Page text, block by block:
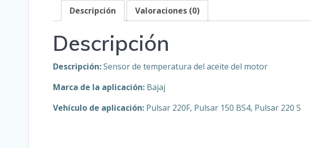
Descripción Valoraciones (0)
Descripción
Descripción:Sensor de temperatura del aceite del motor
Marca de la aplicación: Bajaj
Vehículo de aplicación: Pulsar 220F, Pulsar 150 BS4, Pulsar 220 S